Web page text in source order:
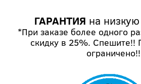
ГАРАНТИЯ на
*При заказе более одного
скидку в 25%. Спешите!!
ограничено!!